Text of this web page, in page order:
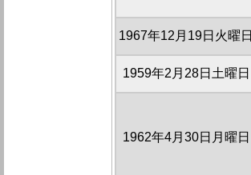
1967年12月19日火曜日
1959年2月28日土曜日
1962年4月30日月曜日